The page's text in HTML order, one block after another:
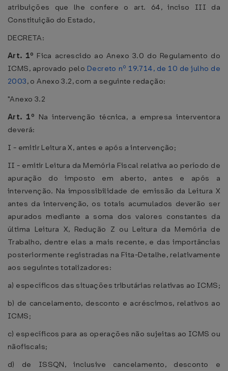
atribuições que lhe confere o art. 64, inciso III da
Constituição do Estado,
DECRETA:
Art. 1º Fica acrescido ao Anexo 3.0 do Regulamento do
ICMS, aprovado pelo Decreto nº 19.714, de 10 de julho de
2003, o Anexo 3.2, com a seguinte redação:
"Anexo 3.2
Art. 1º Na intervenção técnica, a empresa interventora
deverá:
I - emitir Leitura X, antes e após a intervenção;
II - emitir Leitura da Memória Fiscal relativa ao período de
apuração do imposto em aberto, antes e após a
intervenção. Na impossibilidade de emissão da Leitura X
antes da intervenção, os totais acumulados deverão ser
apurados mediante a soma dos valores constantes da
última Leitura X, Redução Z ou Leitura da Memória de
Trabalho, dentre elas a mais recente, e das importâncias
posteriormente registradas na Fita-Detalhe, relativamente
aos seguintes totalizadores:
a) específicos das situações tributárias relativas ao ICMS;
b) de cancelamento, desconto e acréscimos, relativos ao
ICMS;
c) específicos para as operações não sujeitas ao ICMS ou
nãofiscais;
d) de ISSQN, inclusive cancelamento, desconto e